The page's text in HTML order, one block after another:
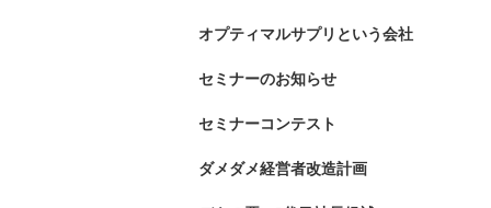
オプティマルサプリという会社
セミナーのお知らせ
セミナーコンテスト
ダメダメ経営者改造計画